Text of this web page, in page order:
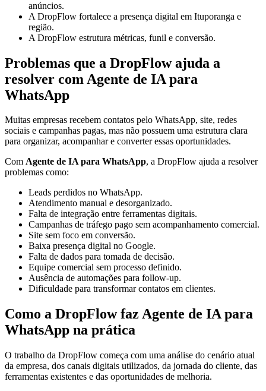
anúncios.
A DropFlow fortalece a presença digital em Ituporanga e
região.
A DropFlow estrutura métricas, funil e conversão.
Problemas que a DropFlow ajuda a
resolver com Agente de IA para
WhatsApp
Muitas empresas recebem contatos pelo WhatsApp, site, redes
sociais e campanhas pagas, mas não possuem uma estrutura clara
para organizar, acompanhar e converter essas oportunidades.
Com Agente de IA para WhatsApp, a DropFlow ajuda a resolver
problemas como:
Leads perdidos no WhatsApp.
Atendimento manual e desorganizado.
Falta de integração entre ferramentas digitais.
Campanhas de tráfego pago sem acompanhamento comercial.
Site sem foco em conversão.
Baixa presença digital no Google.
Falta de dados para tomada de decisão.
Equipe comercial sem processo definido.
Ausência de automações para follow-up.
Dificuldade para transformar contatos em clientes.
Como a DropFlow faz Agente de IA para
WhatsApp na prática
O trabalho da DropFlow começa com uma análise do cenário atual
da empresa, dos canais digitais utilizados, da jornada do cliente, das
ferramentas existentes e das oportunidades de melhoria.